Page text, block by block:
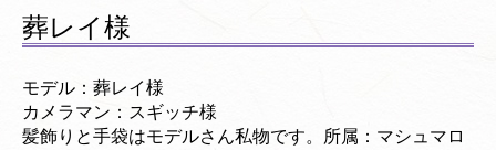
葬レイ様
モデル：葬レイ様
カメラマン：スギッチ様
髪飾りと手袋はモデルさん私物です。所属：マシュマロ